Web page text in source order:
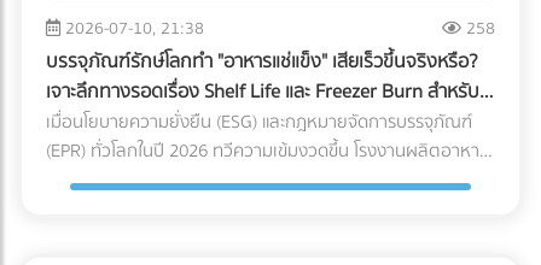
การเปลี่ยนพื้นที่ดาดฟ้าให้เป็นพื้นที่สาธารณะที่มีคนใช้งานจำนวน
มาก ต้องคำนึงถึงกฎหมายควบคุมอาคารอย่างเคร่งครัด สิ่งที่
ต้องทำ: ตรวจสอบความสูงของราวกันตก (Parapet) ว่ามีความ
สูงเพียงพอและแข็งแรงหรือไม่ นอกจากนี้ต้องมีป้ายบอกทางหนี
ไฟที่ชัดเจน ระบบแสงสว่างฉุกเฉิน และบันไดที่กว้างพอสำหรับการ
อพยพผู้คนหากเกิดเหตุฉุกเฉิน 3. สภาพการระบายน้ำ
(Drainage System) ดาดฟ้าคือด่านแรกที่ต้องปะทะกับพายุฝน
2026-07-10, 21:38 258
บรรจุภัณฑ์รักษ์โลกทำ "อาหารแช่แข็ง" เสียเร็วขึ้นจริงหรือ?
เจาะลึกทางรอดเรื่อง Shelf Life และ Freezer Burn สำหรับ
โรงงานอุตสาหกรรม
เมื่อนโยบายความยั่งยืน (ESG) และกฎหมายจัดการบรรจุภัณฑ์
(EPR) ทั่วโลกในปี 2026 ทวีความเข้มงวดขึ้น โรงงานผลิตอาหาร
หลายแห่งต่างถูกกดดันให้เปลี่ยนมาใช้ "บรรจุภัณฑ์รักษ์โลก" แต่